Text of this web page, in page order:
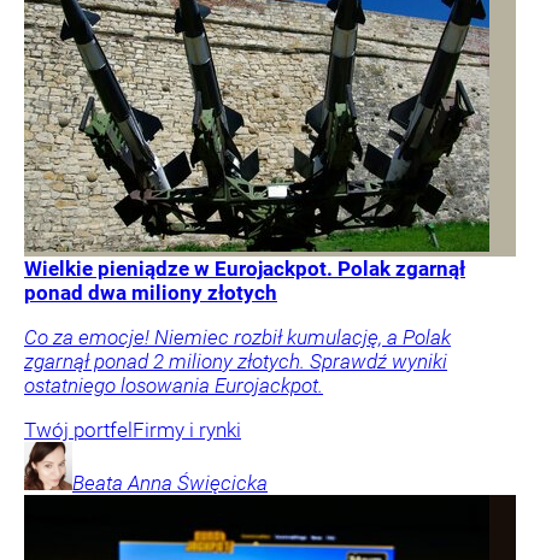
Wielkie pieniądze w Eurojackpot. Polak zgarnął
ponad dwa miliony złotych
Co za emocje! Niemiec rozbił kumulację, a Polak
zgarnął ponad 2 miliony złotych. Sprawdź wyniki
ostatniego losowania Eurojackpot.
Twój portfelFirmy i rynki
Beata Anna Święcicka